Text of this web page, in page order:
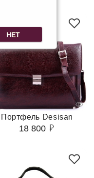
Портфель Desisan
18 800
НЕТ